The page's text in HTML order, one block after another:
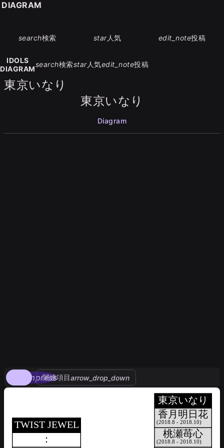
search検索 star人気 edit_note投稿
IDOLS
DIAGRAM
search検索star人気edit_note投稿
東京いなり
東京いなり
Diagram
compress
関連項目arrow_drop_down